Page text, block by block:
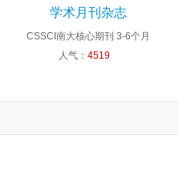
学术月刊杂志
CSSCI南大核心期刊 3-6个月
人气： 4519